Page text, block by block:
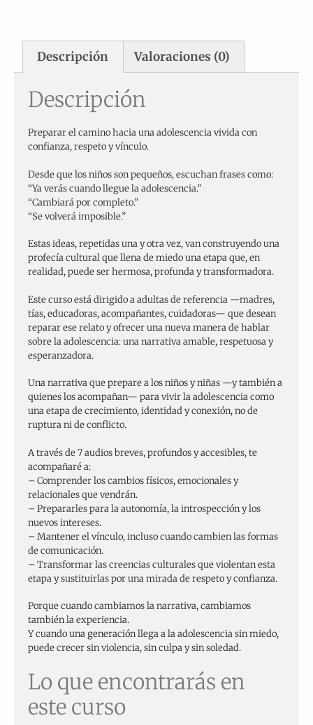
Descripción Valoraciones (0)
Descripción
Preparar el camino hacia una adolescencia vivida con
confianza, respeto y vínculo.
Desde que los niños son pequeños, escuchan frases como:
“Ya verás cuando llegue la adolescencia.”
“Cambiará por completo.”
“Se volverá imposible.”
Estas ideas, repetidas una y otra vez, van construyendo una
profecía cultural que llena de miedo una etapa que, en
realidad, puede ser hermosa, profunda y transformadora.
Este curso está dirigido a adultas de referencia —madres,
tías, educadoras, acompañantes, cuidadoras— que desean
reparar ese relato y ofrecer una nueva manera de hablar
sobre la adolescencia: una narrativa amable, respetuosa y
esperanzadora.
Una narrativa que prepare a los niños y niñas —y también a
quienes los acompañan— para vivir la adolescencia como
una etapa de crecimiento, identidad y conexión, no de
ruptura ni de conflicto.
A través de 7 audios breves, profundos y accesibles, te
acompañaré a:
– Comprender los cambios físicos, emocionales y
relacionales que vendrán.
– Prepararles para la autonomía, la introspección y los
nuevos intereses.
– Mantener el vínculo, incluso cuando cambien las formas
de comunicación.
– Transformar las creencias culturales que violentan esta
etapa y sustituirlas por una mirada de respeto y confianza.
Porque cuando cambiamos la narrativa, cambiamos
también la experiencia.
Y cuando una generación llega a la adolescencia sin miedo,
puede crecer sin violencia, sin culpa y sin soledad.
Lo que encontrarás en
este curso